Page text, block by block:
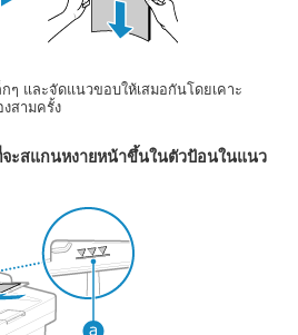
ๆ และจัดแนวขอบให้เสมอกันโดยเคาะ
สามครั้ง
ะสแกนหงายหน้าขึ้นในตัวป้อนในแนว